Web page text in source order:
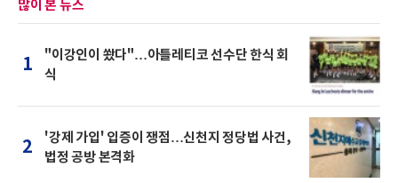
많이 본 뉴스
1
"이강인이 쐈다"…아틀레티코 선수단 한식 회
식
2
'강제 가입' 입증이 쟁점…신천지 정당법 사건,
법정 공방 본격화